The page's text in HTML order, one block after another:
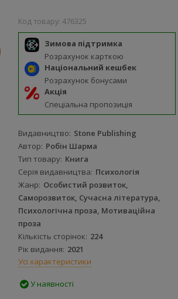
Код товару: 476325
Зимова підтримка
Розрахунок карткою
Національний кешбек
Розрахунок бонусами
Акція
Спеціальна пропозиція
Видавництво Stone Publishing
Автор Робін Шарма
Тип товару Книга
Серія видавництва Психологія
Жанр Особистий розвиток,
Саморозвиток, Сучасна література,
Психологічна проза, Мотиваційна
проза
Кількість сторінок 224
Рік видання 2021
Усі характеристики
У наявності